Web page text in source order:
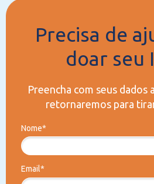
Precisa de
doar seu
Preencha com seus dados
retornaremos para
Nome*
Email*